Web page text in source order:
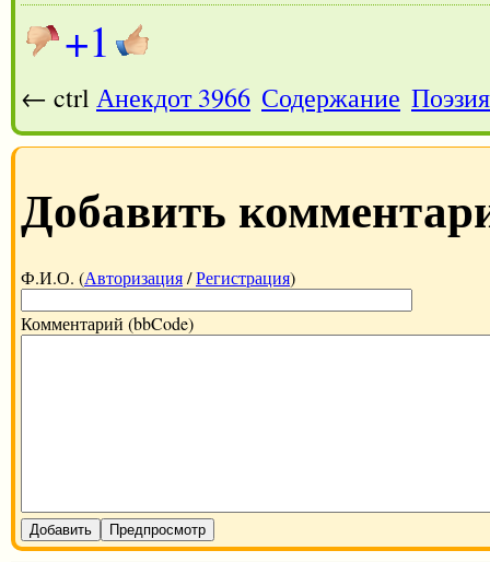
+1
← ctrl Анекдот 3966 Содержание
Добавить
Ф.И.О. (Авторизация/Регистрация)
Комментарий (bbCode)
Добавить Предпросмотр